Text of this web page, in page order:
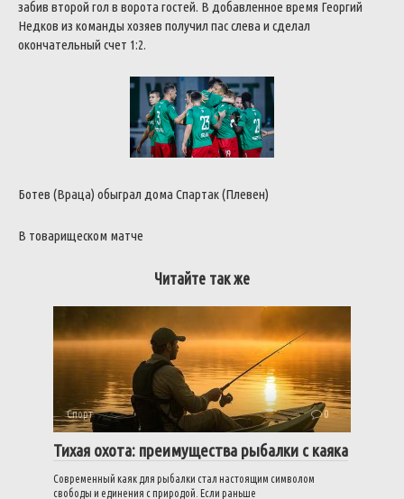
забив второй гол в ворота гостей. В добавленное время Георгий
Недков из команды хозяев получил пас слева и сделал
окончательный счет 1:2.
Ботев (Враца) обыграл дома Спартак (Плевен)
В товарищеском матче
Читайте так же
Спорт 0
Тихая охота: преимущества рыбалки с каяка
Современный каяк для рыбалки стал настоящим символом
свободы и единения с природой. Если раньше